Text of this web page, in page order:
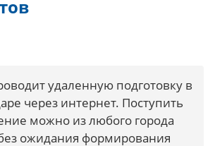
удаленную подготовку в
через интернет. Поступить
можно из любого города
ожидания формирования